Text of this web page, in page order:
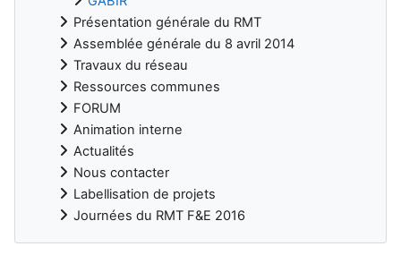
Présentation générale du RMT
Assemblée générale du 8 avril 2014
Travaux du réseau
Ressources communes
FORUM
Animation interne
Actualités
Nous contacter
Labellisation de projets
Journées du RMT F&E 2016